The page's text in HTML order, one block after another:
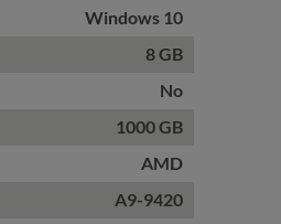
Windows 10
8 GB
No
1000 GB
AMD
A9-9420